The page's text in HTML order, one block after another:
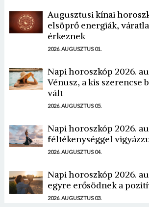
Augusztusi kínai
elsöprő energiák,
érkeznek
2026. AUGUSZTUS 01.
Napi horoszkóp 2026.
Vénusz, a kis szerencse
vált
2026. AUGUSZTUS 05.
Napi horoszkóp 2026.
féltékenységgel
2026. AUGUSZTUS 04.
Napi horoszkóp 2026.
egyre erősödnek a
2026. AUGUSZTUS 03.